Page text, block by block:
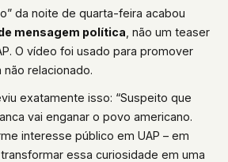
da noite de quarta-feira acabou
mensagem política , não um teaser
O vídeo foi usado para promover
relacionado.
exatamente isso: “Suspeito que
vai enganar o povo americano.
interesse público em UAP – em
transformar essa curiosidade em uma